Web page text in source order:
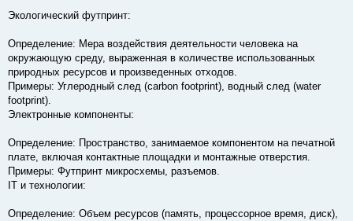
я
Экологический футпринт:
Определение: Мера воздействия деятельности человека на
окружающую среду, выраженная в количестве использованных
природных ресурсов и произведенных отходов.
Примеры: Углеродный след (carbon footprint), водный след (water
footprint).
Электронные компоненты:
Определение: Пространство, занимаемое компонентом на печатной
плате, включая контактные площадки и монтажные отверстия.
Примеры: Футпринт микросхемы, разъемов.
IT и технологии:
Определение: Объем ресурсов (память, процессорное время, диск),